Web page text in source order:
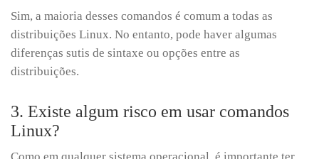
Sim, a maioria desses comandos é comum a todas as
distribuições Linux. No entanto, pode haver algumas
diferenças sutis de sintaxe ou opções entre as
distribuições.
3. Existe algum risco em usar comandos
Linux?